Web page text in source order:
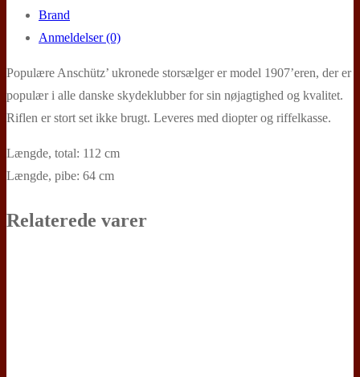
Brand
Anmeldelser (0)
Populære Anschütz’ ukronede storsælger er model 1907’eren, der er
populær i alle danske skydeklubber for sin nøjagtighed og kvalitet.
Riflen er stort set ikke brugt. Leveres med diopter og riffelkasse.
Længde, total: 112 cm
Længde, pibe: 64 cm
Relaterede varer